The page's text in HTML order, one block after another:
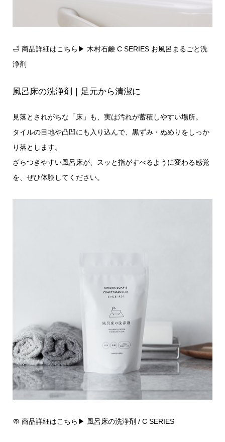
🛁 商品詳細はこちら▶︎ 木村石鹸 C SERIES お風呂まるごと洗
浄剤
風呂床の洗浄剤｜足元から清潔に
見落とされがちな「床」も、実は汚れが蓄積しやすい場所。
タイルの目地や凸凹にも入り込んで、黒ずみ・ぬめりをしっか
り落とします。
ざらつきやすい風呂床が、スッと指がすべるように変わる感覚
を、ぜひ体験してください。
🧼 商品詳細はこちら▶︎ 風呂床の洗浄剤 / C SERIES